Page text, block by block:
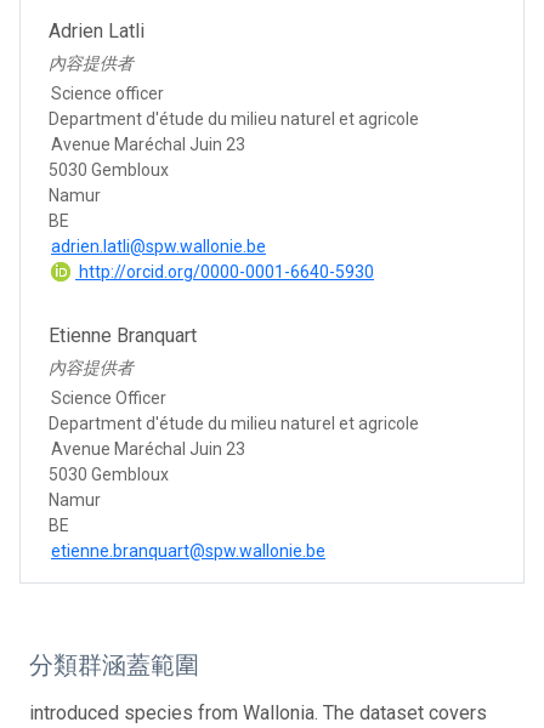
Adrien Latli
內容提供者
Science officer
Department d'étude du milieu naturel et agricole
Avenue Maréchal Juin 23
5030 Gembloux
Namur
BE
adrien.latli@spw.wallonie.be
http://orcid.org/0000-0001-6640-5930
Etienne Branquart
內容提供者
Science Officer
Department d'étude du milieu naturel et agricole
Avenue Maréchal Juin 23
5030 Gembloux
Namur
BE
etienne.branquart@spw.wallonie.be
分類群涵蓋範圍
introduced species from Wallonia. The dataset covers